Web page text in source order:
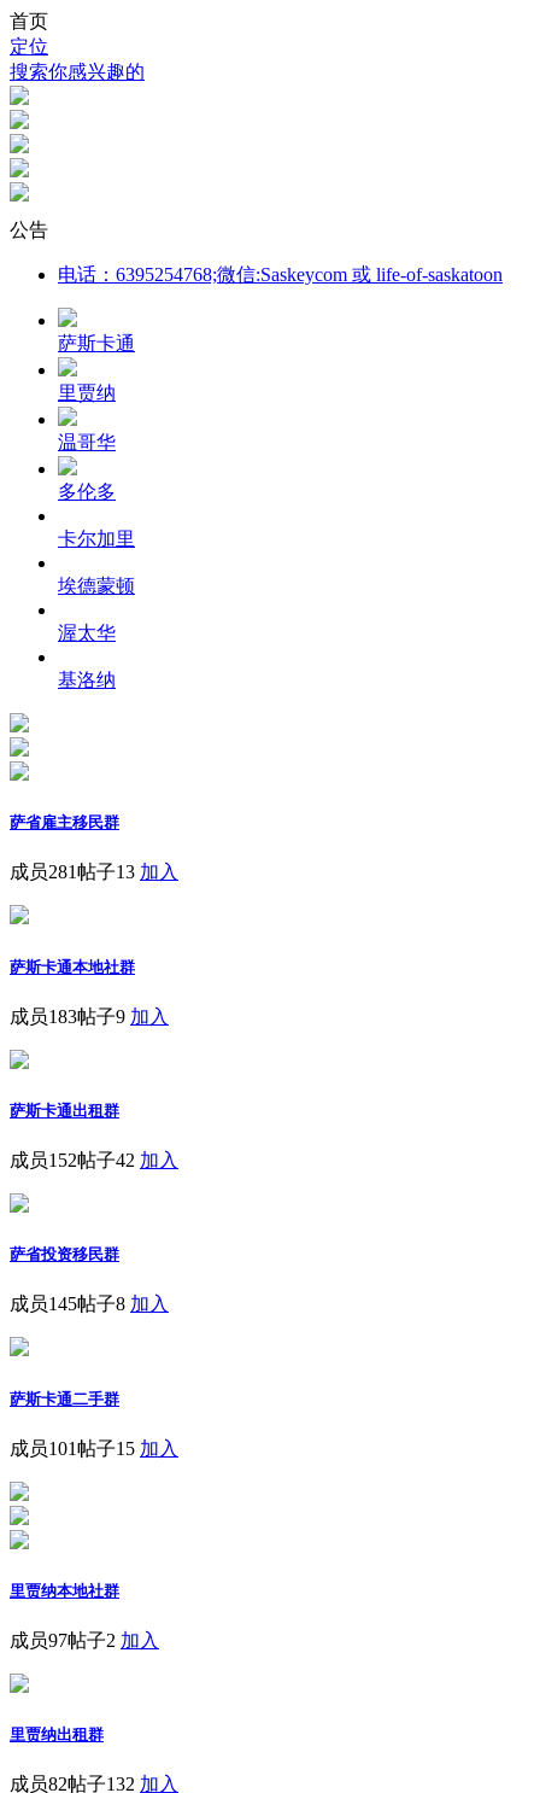
首页
定位
搜索你感兴趣的
公告
电话：6395254768;微信:Saskeycom 或 life-of-saskatoon
萨斯卡通
里贾纳
温哥华
多伦多
卡尔加里
埃德蒙顿
渥太华
基洛纳
萨省雇主移民群
成员281帖子13 加入
萨斯卡通本地社群
成员183帖子9 加入
萨斯卡通出租群
成员152帖子42 加入
萨省投资移民群
成员145帖子8 加入
萨斯卡通二手群
成员101帖子15 加入
里贾纳本地社群
成员97帖子2 加入
里贾纳出租群
成员82帖子132 加入